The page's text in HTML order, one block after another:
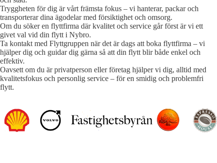
Tryggheten för dig är vårt främsta fokus – vi hanterar, packar och
transporterar dina ägodelar med försiktighet och omsorg.
Om du söker en flyttfirma där kvalitet och service går först är vi ett
givet val vid din flytt i Nybro.
Ta kontakt med Flyttgruppen när det är dags att boka flyttfirma – vi
hjälper dig och guidar dig gärna så att din flytt blir både enkel och
effektiv.
Oavsett om du är privatperson eller företag hjälper vi dig, alltid med
kvalitetsfokus och personlig service – för en smidig och problemfri
flytt.